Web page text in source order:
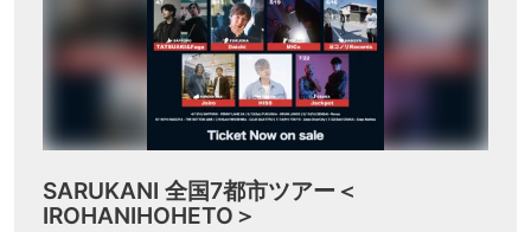
SARUKANI 全国7都市ツアー＜
IROHANIHOHETO＞